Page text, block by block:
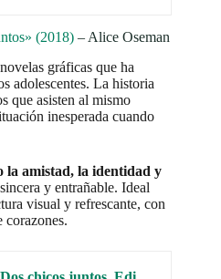
(2018) – Alice Oseman
gráficas que ha
adolescentes. La historia
que asisten al mismo
inesperada cuando
la amistad, la identidad y
y entrañable. Ideal
visual y refrescante, con
corazones.